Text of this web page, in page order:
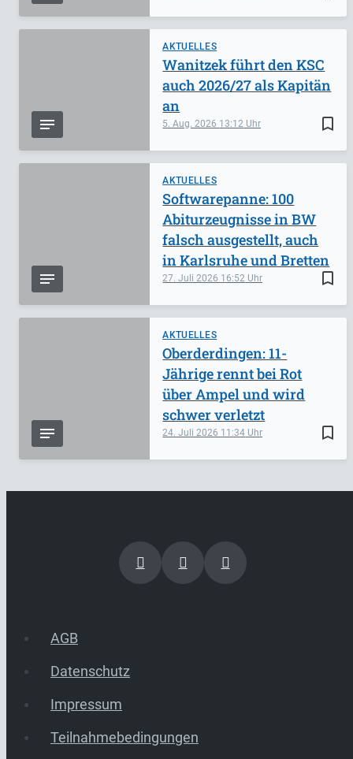
AKTUELLES
bookmark_border
5. Aug. 2026 13:12
Wanitzek führt den KSC
auch 2026/27 als Kapitän
an
AKTUELLES
bookmark_border
27. Juli 2026 16:52
Softwarepanne: 100
Abiturzeugnisse in BW
falsch ausgestellt, auch
in Karlsruhe und Bretten
AKTUELLES
bookmark_border
24. Juli 2026 11:34
Oberderdingen: 11-
Jährige rennt bei Rot
über Ampel und wird
schwer verletzt
AGB
Datenschutz
Impressum
Teilnahmebedingungen